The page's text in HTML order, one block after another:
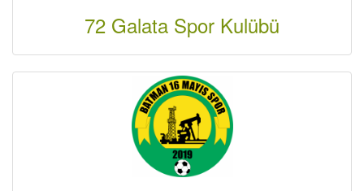
72 Galata Spor Kulübü